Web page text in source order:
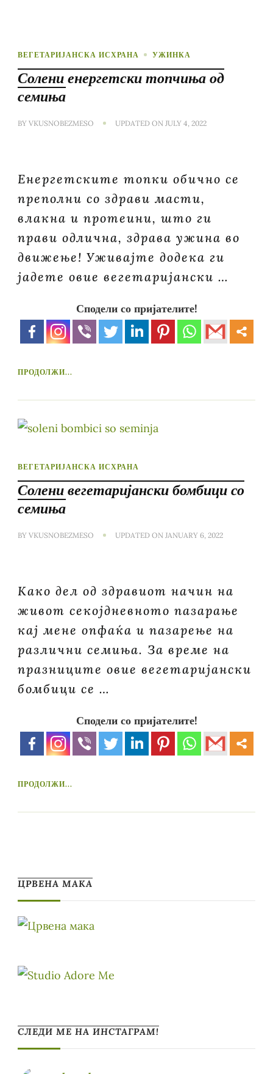
ВЕГЕТАРИЈАНСКА ИСХРАНА УЖИНКА
Солени енергетски топчиња од
семиња
BY VKUSNOBEZMESO UPDATED ON JULY 4, 2022
Енергетските топки обично се
преполни со здрави масти,
влакна и протеини, што ги
прави одлична, здрава ужина во
движење! Уживајте додека ги
јадете овие вегетаријански …
Сподели со пријателите!
ПРОДОЛЖИ...
ВЕГЕТАРИЈАНСКА ИСХРАНА
Солени вегетаријански бомбици со
семиња
BY VKUSNOBEZMESO UPDATED ON JANUARY 6, 2022
Како дел од здравиот начин на
живот секојдневното пазарање
кај мене опфаќа и пазарење на
различни семиња. За време на
празниците овие вегетаријански
бомбици се …
Сподели со пријателите!
ПРОДОЛЖИ...
ЦРВЕНА МАКА
СЛЕДИ МЕ НА ИНСТАГРАМ!